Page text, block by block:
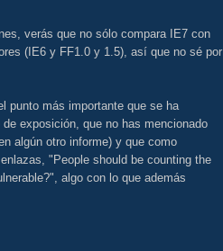
verás que no sólo compara IE7 con
(IE6 y FF1.0 y 1.5), así que no sé por
punto más importante que se ha
exposición, que no has mencionado
algún otro informe) y que como
"People should be counting the
algo con lo que además